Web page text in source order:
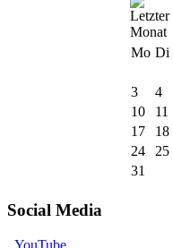
Mo Di
3
4
10
11
17
18
24
25
31
Social Media
YouTube